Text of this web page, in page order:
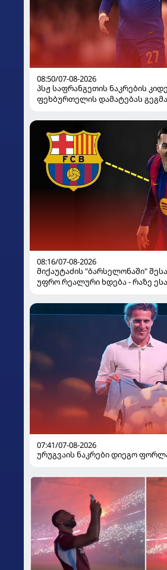
08:50/07-08-2026
პსჟ საფრანგეთის ნაკრების
ფეხბურთელის დამატებას
08:16/07-08-2026
მიქაუტაძის "ბარსელონაში"
უფრო რეალური ხდება - რაზე
07:41/07-08-2026
ურუგვაის ნაკრები დიეგო